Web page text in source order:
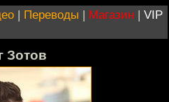
| Переводы | Магазин | VIP
Зотов